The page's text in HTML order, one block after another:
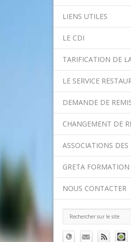
LIENS UTILES
Marne
Onisep
Conseil Départemental
Asssitance Ordival
Aides financières du
Ministère de
Calendrier scolaire
LE CDI
TARIFICATION DE
LE SERVICE
DEMANDE DE
CHANGEMENT DE
ASSOCIATIONS DES
GRETA
NOUS CONTACTER